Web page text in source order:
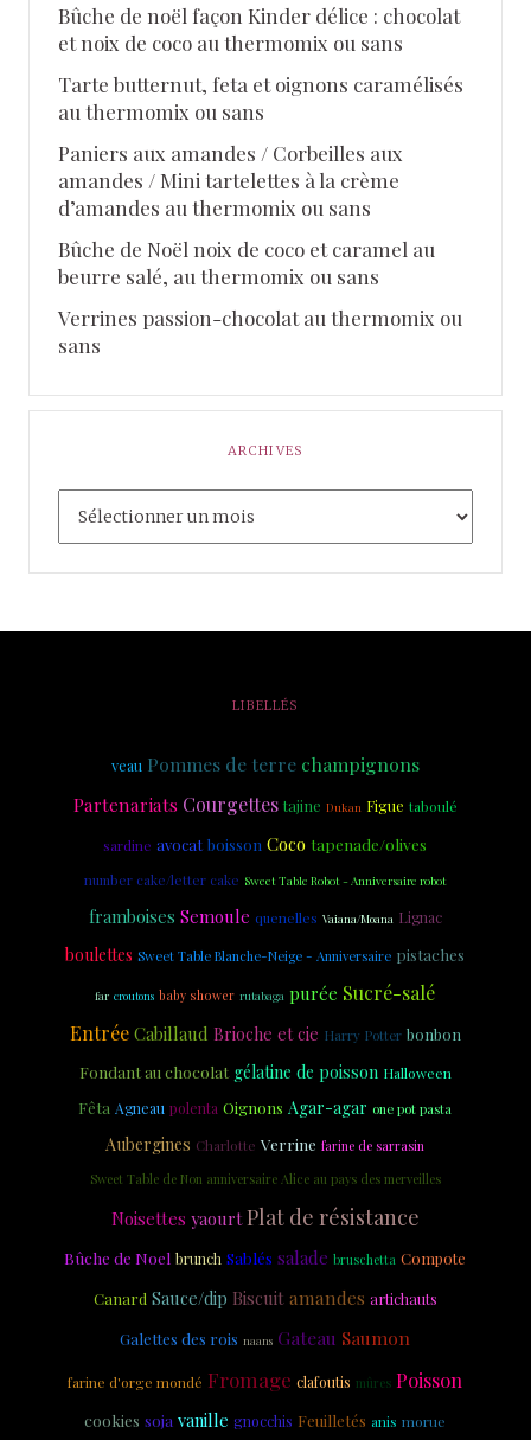
Bûche de noël façon Kinder délice : chocolat
et noix de coco au thermomix ou sans
Tarte butternut, feta et oignons caramélisés
au thermomix ou sans
Paniers aux amandes / Corbeilles aux
amandes / Mini tartelettes à la crème
d’amandes au thermomix ou sans
Bûche de Noël noix de coco et caramel au
beurre salé, au thermomix ou sans
Verrines passion-chocolat au thermomix ou
sans
ARCHIVES
LIBELLÉS
veau Pommes de terre champignons
Partenariats Courgettes tajine Dukan Figue taboulé
sardine avocat boisson Coco tapenade/olives
number cake/letter cake Sweet Table Robot - Anniversaire robot
framboises Semoule quenelles Vaiana/Moana Lignac
boulettes Sweet Table Blanche-Neige - Anniversaire pistaches
far croutons baby shower rutabaga purée Sucré-salé
Entrée Cabillaud Brioche et cie Harry Potter bonbon
Fondant au chocolat gélatine de poisson Halloween
Fêta Agneau polenta Oignons Agar-agar one pot pasta
Aubergines Charlotte Verrine farine de sarrasin
Sweet Table de Non anniversaire Alice au pays des merveilles
Noisettes yaourt Plat de résistance
Bûche de Noel brunch Sablés salade bruschetta Compote
Canard Sauce/dip Biscuit amandes artichauts
Galettes des rois naans Gateau Saumon
farine d'orge mondé Fromage clafoutis mûres Poisson
cookies soja vanille gnocchis Feuilletés anis morue